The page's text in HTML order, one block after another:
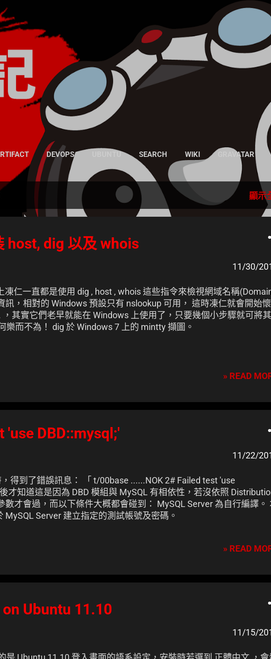
凍仁的筆記
- https://note.drx.tw
網頁
DEVOPS UBUNTU SEARCH WIKI GRAVATAR
顯示
host, dig 以及 whois
11/30/
凍仁一直都是使用 dig , host , whois 這些指令來檢視網域名稱
訊，相對的 Windows 預設只有 nslookup 可用， 這時凍仁就會開始懷
，其實它們老早就能在 Windows 上使用了，只要幾個小步驟就可將其
樂而不為！ dig 於 Windows 7 上的 mintty 擷圖。
» READ
'use DBD::mysql;'
11/22/
得到了錯誤訊息： 「 t/00base ......NOK 2# Failed test 'use
才知道這是因為 DBD 模組與 MySQL 有相依性，若沒依照
才會過，而以下條件大概都會碰到： MySQL Server 為自行編譯。
MySQL Server 建立指定的測試帳號及密碼。
» READ
Ubuntu 11.10
11/15/